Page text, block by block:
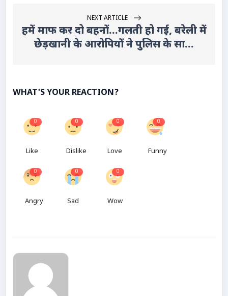
NEXT ARTICLE
हमें माफ कर दो बहनों...गलती हो गई, बरेली में
छेड़खानी के आरोपियों ने पुलिस के सा...
WHAT'S YOUR REACTION?
0
Like
0
Dislike
0
Love
0
Funny
0
Angry
0
Sad
0
Wow